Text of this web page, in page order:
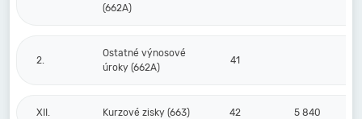
(662A)
2.
Ostatné výnosové
úroky (662A)
41
XII. Kurzové zisky (663) 42 5 840